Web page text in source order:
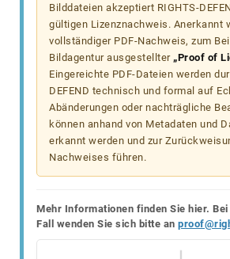
Bilddateien akzeptiert RIGHTS-
gültigen Lizenznachweis. Anerkannt
vollständiger PDF-Nachweis, zum
Bildagentur ausgestellter „Proof of
Eingereichte PDF-Dateien werden
DEFEND technisch und formal auf
Abänderungen oder nachträgliche
können anhand von Metadaten und
erkannt werden und zur
Nachweises führen.
Mehr Informationen finden Sie hier.
Fall wenden Sie sich bitte an